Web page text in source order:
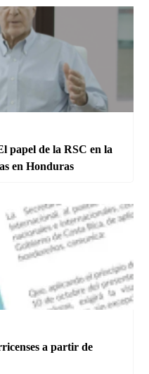
papel de la RSC en la
en Honduras
a partir de